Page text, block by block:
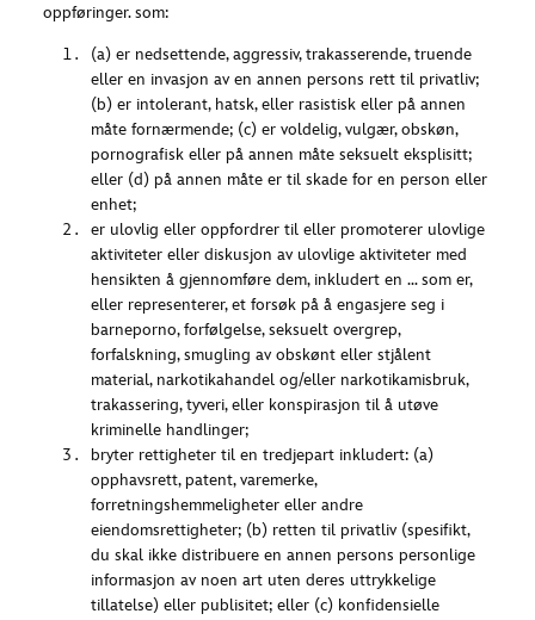
oppføringer. som:
(a) er nedsettende, aggressiv, trakasserende, truende
eller en invasjon av en annen persons rett til privatliv;
(b) er intolerant, hatsk, eller rasistisk eller på annen
måte fornærmende; (c) er voldelig, vulgær, obskøn,
pornografisk eller på annen måte seksuelt eksplisitt;
eller (d) på annen måte er til skade for en person eller
enhet;
er ulovlig eller oppfordrer til eller promoterer ulovlige
aktiviteter eller diskusjon av ulovlige aktiviteter med
hensikten å gjennomføre dem, inkludert en … som er,
eller representerer, et forsøk på å engasjere seg i
barneporno, forfølgelse, seksuelt overgrep,
forfalskning, smugling av obskønt eller stjålent
material, narkotikahandel og/eller narkotikamisbruk,
trakassering, tyveri, eller konspirasjon til å utøve
kriminelle handlinger;
bryter rettigheter til en tredjepart inkludert: (a)
opphavsrett, patent, varemerke,
forretningshemmeligheter eller andre
eiendomsrettigheter; (b) retten til privatliv (spesifikt,
du skal ikke distribuere en annen persons personlige
informasjon av noen art uten deres uttrykkelige
tillatelse) eller publisitet; eller (c) konfidensielle